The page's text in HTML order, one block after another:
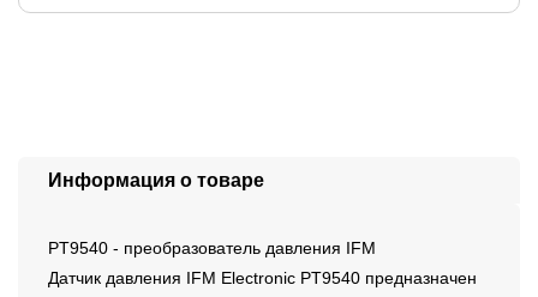
Информация о товаре
PT9540 - преобразователь давления IFM
Датчик давления IFM Electronic PT9540 предназначен